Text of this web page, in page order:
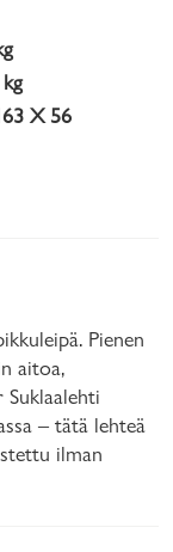
X 56
Pienen
aitoa,
Suklaalehti
– tätä lehteä
ilman